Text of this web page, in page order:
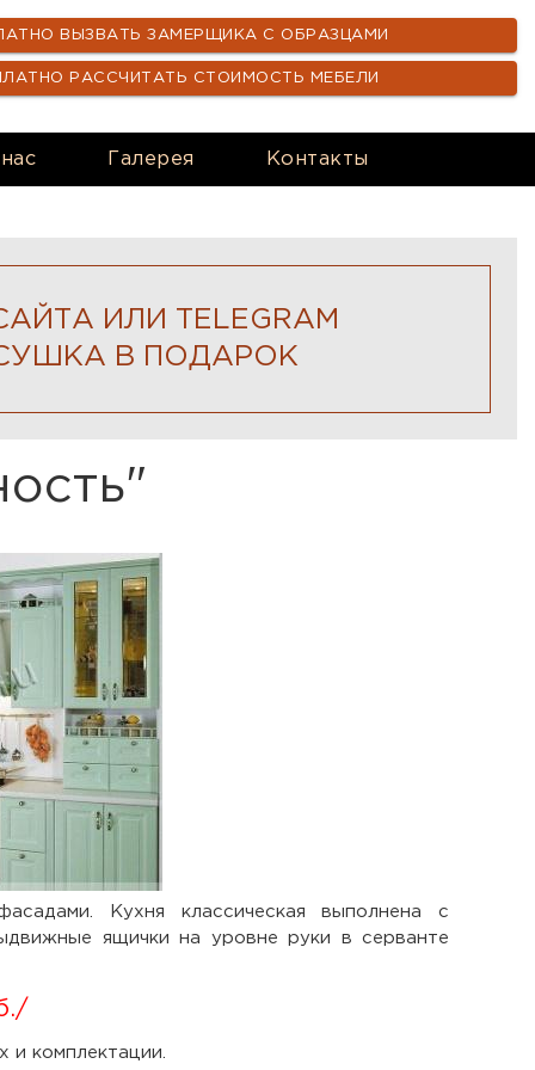
ВЫЗВАТЬ ЗАМЕРЩИКА С ОБРАЗЦАМИ
РАССЧИТАТЬ СТОИМОСТЬ МЕБЕЛИ
Галерея Контакты
ИЛИ TELEGRAM
В ПОДАРОК
Кухня классическая выполнена с
ящички на уровне руки в серванте
/
и комплектации.